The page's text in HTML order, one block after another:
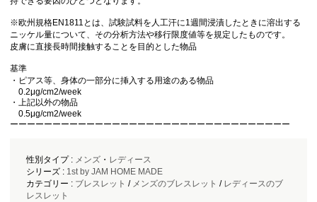
※欧州規格EN1811とは、試験試料を人工汗に1週間浸漬したときに溶出する
ニッケル量について、その分析方法や移行限度値等を規定したものです。
皮膚に直接長時間接触することを目的とした物品
基準
・ピアス等、身体の一部分に挿入する用途のある物品
0.2μg/cm2/week
・上記以外の物品
0.5μg/cm2/week
ーーーーーーーーーーーーーーーーーーーーーーーーーーーーーーーーー
性別タイプ : メンズ・ レディース
シリーズ : 1st by JAM HOME MADE
カテゴリー : ブレスレット / メンズのブレスレット / レディースのブ
レスレット